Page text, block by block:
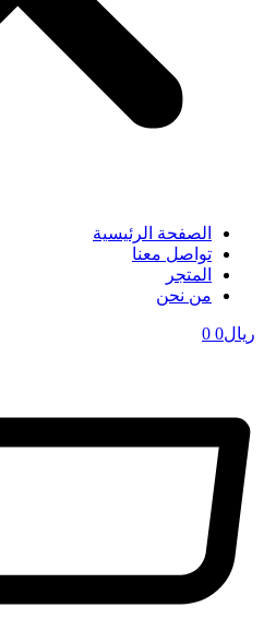
الصفحة الرئيسية
تواصل معنا
المتجر
من نحن
ریال0
0